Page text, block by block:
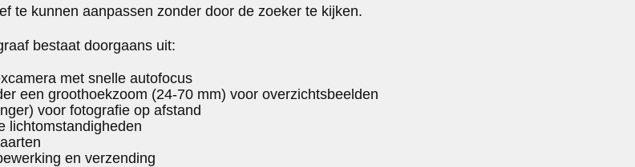
te kunnen aanpassen zonder door de zoeker te kijken.
bestaat doorgaans uit:
met snelle autofocus
een groothoekzoom (24-70 mm) voor overzichtsbeelden
voor fotografie op afstand
lichtomstandigheden
en verzending